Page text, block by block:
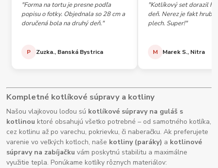
"Forma na tortu je presne podľa
popisu o fotky. Objednala so 28 cm a
doručená bola na druhý deň."
P Zuzka., Banská Bystrica
"Kotlíkový set dorazil
deň. Nerez je fakt
plech. Super!"
M Marek S., Nitra
Kompletné kotlíkové súpravy a kotliny
Našou vlajkovou loďou sú kotlíkové súpravy na guláš s
kotlinou ktoré obsahujú všetko potrebné – od samotného kotlíka,
cez kotlinu až po varechu, pokrievku, či naberačku. Ak preferujete
varenie vo veľkých kotloch, naše kotliny (paráky) a kotlinové
súpravy na zabíjačku vám poskytnú stabilitu a maximálne
využitie tepla. Ponúkame kotlíky rôznych materiálov: